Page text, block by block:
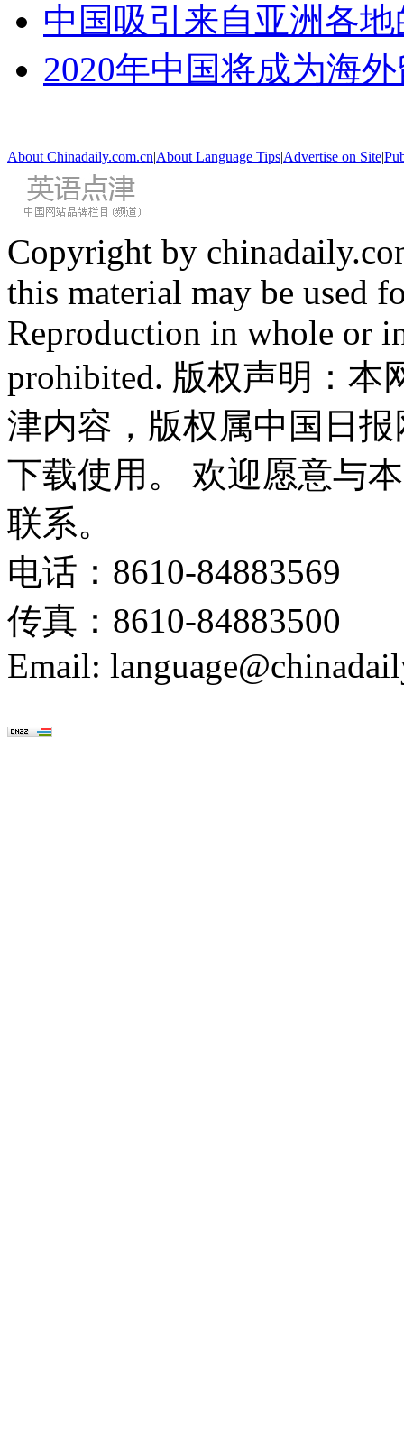
中国吸引来自亚洲各
2020年中国将成为海
About Chinadaily.com.cn|About Language Tips|Advertise on Site|
Copyright by
this material may be used
Reproduction in whole or
prohibited. 版权声明：
津内容，版权属中国日
下载使用。 欢迎愿意与
联系。
电话：8610-84883569
传真：8610-84883500
Email: